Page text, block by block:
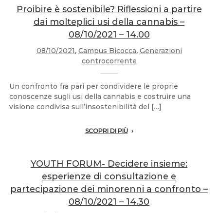
Proibire è sostenibile? Riflessioni a partire
dai molteplici usi della cannabis –
08/10/2021 – 14.00
08/10/2021, Campus Bicocca, Generazioni
controcorrente
Un confronto fra pari per condividere le proprie
conoscenze sugli usi della cannabis e costruire una
visione condivisa sull’insostenibilità del […]
SCOPRI DI PIÙ
YOUTH FORUM- Decidere insieme:
esperienze di consultazione e
partecipazione dei minorenni a confronto –
08/10/2021 – 14.30